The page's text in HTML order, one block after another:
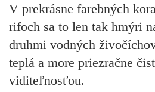
V prekrásne farebných
rifoch sa to len tak hmýri
druhmi vodných
teplá a more priezračne
viditeľnosťou.